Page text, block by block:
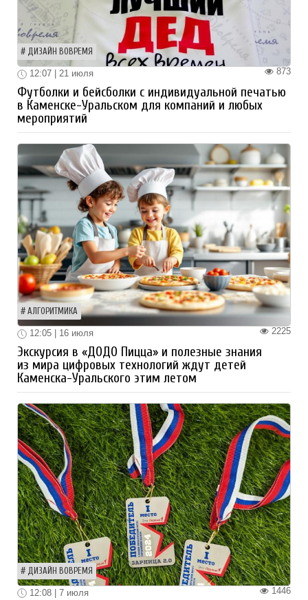
ДИЗАЙН ВОВРЕМЯ
873
12:07 | 21 июля
Футболки и бейсболки с индивидуальной печатью
в Каменске-Уральском для компаний и любых
мероприятий
АЛГОРИТМИКА
2225
12:05 | 16 июля
Экскурсия в «ДОДО Пицца» и полезные знания
из мира цифровых технологий ждут детей
Каменска-Уральского этим летом
ДИЗАЙН ВОВРЕМЯ
1446
12:08 | 7 июля